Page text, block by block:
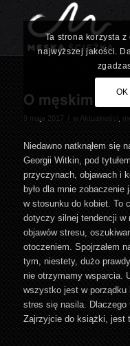
O męskim
9 maja 2017 / w Aktualności,
Niedawno natknąłem się
Georgii Witkin, pod
przyczynach, objawach i
było dla mnie
w stosunku do kobiet. To
dotyczy silnej tendencji w
objawów stresu,
otoczeniem. Spojrzałem
tym, niestety, dużo
nie otrzymamy wsparcia.
wszystko jest w porządku
stres się nasila.
Zajrzyjcie do książki, jest
Ta strona korzysta z
najwyższej jakości.
OK